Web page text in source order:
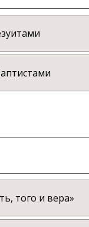
того и вера»